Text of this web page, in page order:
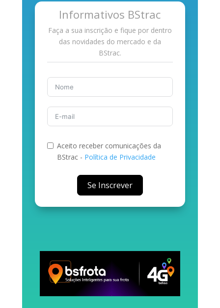
Informativos BStrac
Faça a sua inscrição e fique por dentro
das novidades do mercado e da
BStrac.
Aceito receber comunicações da
BStrac - Política de Privacidade
Se Inscrever